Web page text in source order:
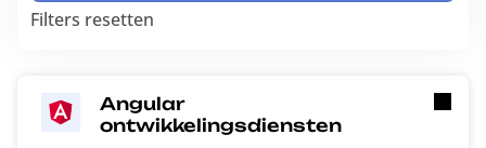
Filters resetten
Angular
ontwikkelingsdiensten